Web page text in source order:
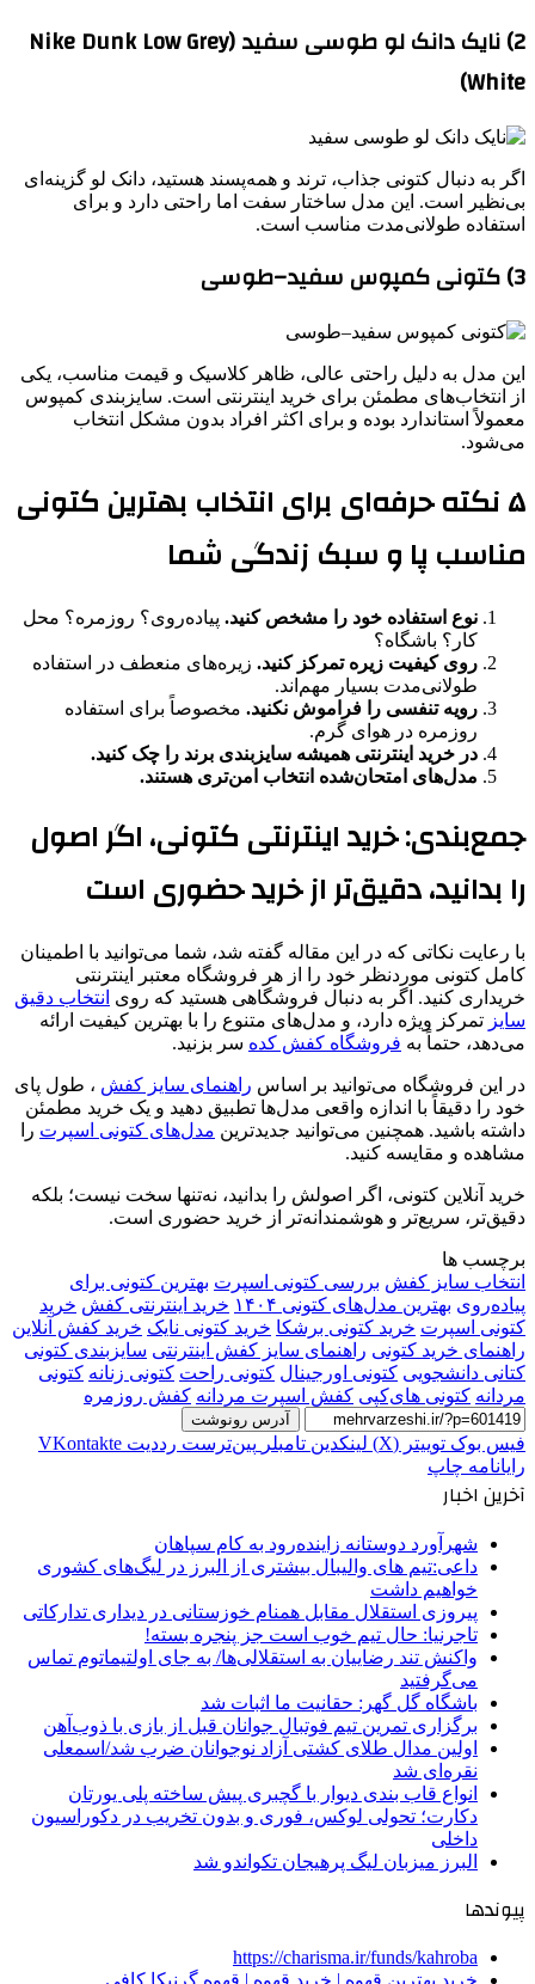
2) نایک دانک لو طوسی سفید (Nike Dunk Low Grey
White)
اگر به دنبال کتونی جذاب، ترند و همه‌پسند هستید، دانک لو گزینه‌ای
بی‌نظیر است. این مدل ساختار سفت اما راحتی دارد و برای
استفاده طولانی‌مدت مناسب است.
3) کتونی کمپوس سفید–طوسی
این مدل به دلیل راحتی عالی، ظاهر کلاسیک و قیمت مناسب، یکی
از انتخاب‌های مطمئن برای خرید اینترنتی است. سایزبندی کمپوس
معمولاً استاندارد بوده و برای اکثر افراد بدون مشکل انتخاب
می‌شود.
۵ نکته حرفه‌ای برای انتخاب بهترین کتونی
مناسب پا و سبک زندگی شما
نوع استفاده خود را مشخص کنید. پیاده‌روی؟ روزمره؟ محل
کار؟ باشگاه؟
روی کیفیت زیره تمرکز کنید. زیره‌های منعطف در استفاده
طولانی‌مدت بسیار مهم‌اند.
رویه تنفسی را فراموش نکنید. مخصوصاً برای استفاده
روزمره در هوای گرم.
در خرید اینترنتی همیشه سایزبندی برند را چک کنید.
مدل‌های امتحان‌شده انتخاب امن‌تری هستند.
جمع‌بندی: خرید اینترنتی کتونی، اگر اصول
را بدانید، دقیق‌تر از خرید حضوری است
با رعایت نکاتی که در این مقاله گفته شد، شما می‌توانید با اطمینان
کامل کتونی موردنظر خود را از هر فروشگاه معتبر اینترنتی
خریداری کنید. اگر به دنبال فروشگاهی هستید که روی انتخاب دقیق
سایز تمرکز ویژه دارد، و مدل‌های متنوع را با بهترین کیفیت ارائه
می‌دهد، حتماً به فروشگاه کفش کده سر بزنید.
در این فروشگاه می‌توانید بر اساس راهنمای سایز کفش ، طول پای
خود را دقیقاً با اندازه واقعی مدل‌ها تطبیق دهید و یک خرید مطمئن
داشته باشید. همچنین می‌توانید جدیدترین مدل‌های کتونی اسپرت را
مشاهده و مقایسه کنید.
خرید آنلاین کتونی، اگر اصولش را بدانید، نه‌تنها سخت نیست؛ بلکه
دقیق‌تر، سریع‌تر و هوشمندانه‌تر از خرید حضوری است.
برچسب ها
انتخاب سایز کفش بررسی کتونی اسپرت بهترین کتونی برای
پیاده‌روی بهترین مدل‌های کتونی ۱۴۰۴ خرید اینترنتی کفش خرید
کتونی اسپرت خرید کتونی برشکا خرید کتونی نایک خرید کفش آنلاین
راهنمای خرید کتونی راهنمای سایز کفش اینترنتی سایزبندی کتونی
کتانی دانشجویی کتونی اورجینال کتونی راحت کتونی زنانه کتونی
مردانه کتونی های‌کپی کفش اسپرت مردانه کفش روزمره
آدرس رونوشت
فیس بوک توییتر (X) لینکدین ‫تامبلر ‫پین‌ترست ‫رددیت ‫VKontakte
رایانامه چاپ
آخرین اخبار
شهرآورد دوستانه زاینده‌رود به کام سپاهان
داعی:تیم های والیبال بیشتری از البرز در لیگ‌های کشوری
خواهیم داشت
پیروزی استقلال مقابل همنام خوزستانی در دیداری تدارکاتی
تاجرنیا: حال تیم خوب است جز پنجره بسته!
واکنش تند رضاییان به استقلالی‌ها/ به جای اولتیماتوم تماس
می‌گرفتید
باشگاه گل گهر: حقانیت ما اثبات شد
برگزاری تمرین تیم فوتبال جوانان قبل از بازی با ذوب‌آهن
اولین مدال طلای کشتی آزاد نوجوانان ضرب شد/اسمعلی
نقره‌ای شد
انواع قاب بندی دیوار با گچبری پیش ساخته پلی یورتان
دکارت؛ تحولی لوکس، فوری و بدون تخریب در دکوراسیون
داخلی
البرز میزبان لیگ پرهیجان تکواندو شد
پیوندها
https://charisma.ir/funds/kahroba
خرید بهترین قهوه | خرید قهوه | قهوه گرنیکا کافی